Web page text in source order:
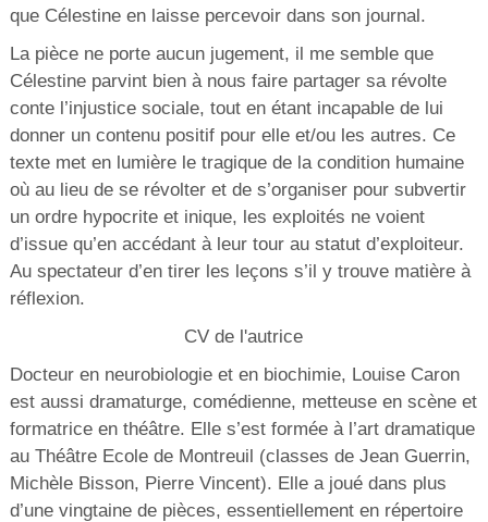
que Célestine en laisse percevoir dans son journal.
La pièce ne porte aucun jugement, il me semble que
Célestine parvint bien à nous faire partager sa révolte
conte l’injustice sociale, tout en étant incapable de lui
donner un contenu positif pour elle et/ou les autres. Ce
texte met en lumière le tragique de la condition humaine
où au lieu de se révolter et de s’organiser pour subvertir
un ordre hypocrite et inique, les exploités ne voient
d’issue qu’en accédant à leur tour au statut d’exploiteur.
Au spectateur d’en tirer les leçons s’il y trouve matière à
réflexion.
CV de l'autrice
Docteur en neurobiologie et en biochimie, Louise Caron
est aussi dramaturge, comédienne, metteuse en scène et
formatrice en théâtre. Elle s’est formée à l’art dramatique
au Théâtre Ecole de Montreuil (classes de Jean Guerrin,
Michèle Bisson, Pierre Vincent). Elle a joué dans plus
d’une vingtaine de pièces, essentiellement en répertoire